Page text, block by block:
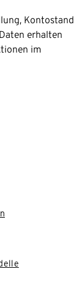
Kontostand
erhalten
im